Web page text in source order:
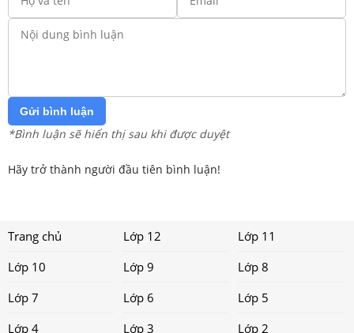
Gửi bình luận
*Bình luận sẽ hiển thị sau khi được duyệt
Hãy trở thành người đầu tiên bình luận!
Trang chủ Lớp 12
Lớp 11
Lớp 10
Lớp 9
Lớp 8
Lớp 7
Lớp 6
Lớp 5
Lớp 4
Lớp 3 Lớp 2